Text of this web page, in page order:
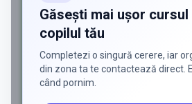
Găsești mai ușor
copilul tău
Completezi o singură cerere, iar
din zona ta te contactează direct.
când pornim.